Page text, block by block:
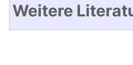
Weitere